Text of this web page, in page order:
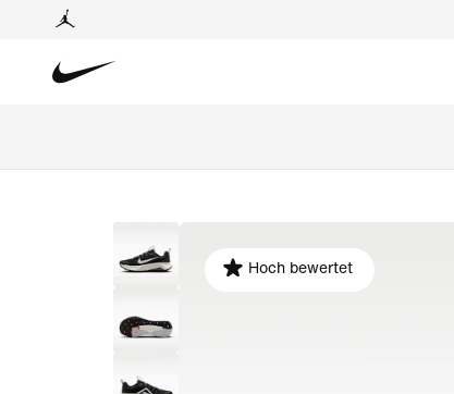
Hoch bewertet